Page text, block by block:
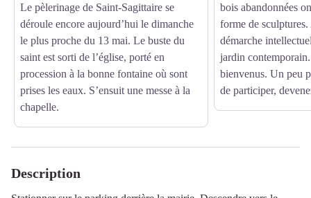
Le pèlerinage de Saint-Sagittaire se
déroule encore aujourd’hui le dimanche
le plus proche du 13 mai. Le buste du
saint est sorti de l’église, porté en
procession à la bonne fontaine où sont
prises les eaux. S’ensuit une messe à la
chapelle.
bois abandonnées
forme de
démarche
jardin
bienvenus. Un peu
de participer,
Description